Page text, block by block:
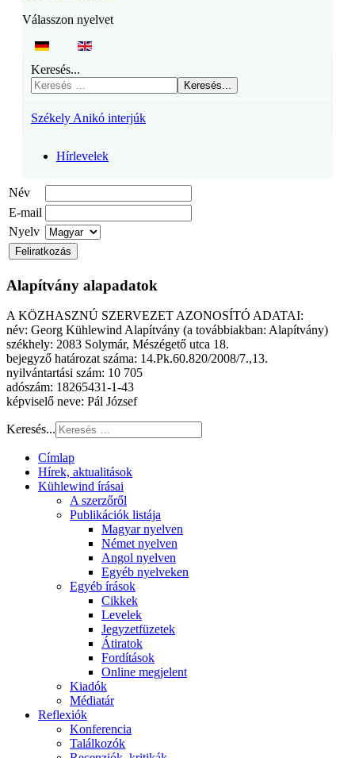
Válasszon nyelvet
Keresés...
Keresés...
Székely Anikó interjúk
Hírlevelek
Név
E-mail
Nyelv
Alapítvány alapadatok
A KÖZHASZNÚ SZERVEZET AZONOSÍTÓ ADATAI:
név: Georg Kühlewind Alapítvány (a továbbiakban: Alapítvány)
székhely: 2083 Solymár, Mészégető utca 18.
bejegyző határozat száma: 14.Pk.60.820/2008/7.,13.
nyilvántartási szám: 10 705
adószám: 18265431-1-43
képviselő neve: Pál József
Keresés...
Címlap
Hírek, aktualitások
Kühlewind írásai
A szerzőről
Publikációk listája
Magyar nyelven
Német nyelven
Angol nyelven
Egyéb nyelveken
Egyéb írások
Cikkek
Levelek
Jegyzetfüzetek
Átiratok
Fordítások
Online megjelent
Kiadók
Médiatár
Reflexiók
Konferencia
Találkozók